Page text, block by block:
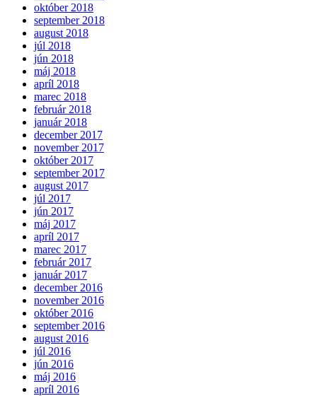
október 2018
september 2018
august 2018
júl 2018
jún 2018
máj 2018
apríl 2018
marec 2018
február 2018
január 2018
december 2017
november 2017
október 2017
september 2017
august 2017
júl 2017
jún 2017
máj 2017
apríl 2017
marec 2017
február 2017
január 2017
december 2016
november 2016
október 2016
september 2016
august 2016
júl 2016
jún 2016
máj 2016
apríl 2016